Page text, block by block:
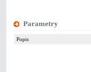
Parametry
Popis